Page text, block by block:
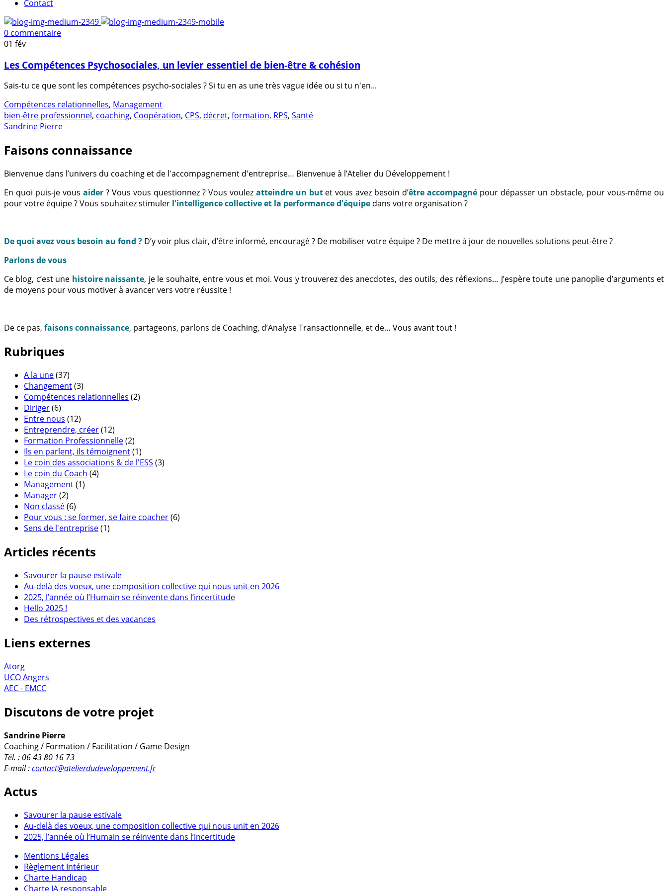
Contact
0 commentaire
01 fév
Les Compétences Psychosociales, un levier essentiel de bien-être & cohésion
Sais-tu ce que sont les compétences psycho-sociales ? Si tu en as une très vague idée ou si tu n'en...
Compétences relationnelles, Management
bien-être professionnel, coaching, Coopération, CPS, décret, formation, RPS, Santé
Sandrine Pierre
Faisons connaissance
Bienvenue dans l’univers du coaching et de l'accompagnement d'entreprise… Bienvenue à l’Atelier du Développement !
En quoi puis-je vous aider? Vous vous questionnez ? Vous voulez atteindre un butet vous avez besoin d’être accompagné pour dépasser un obstacle, pour vous-même ou
pour votre équipe ? Vous souhaitez stimuler l'intelligence collective et la performance d'équipe dans votre organisation ?
De quoi avez vous besoin au fond ? D’y voir plus clair, d’être informé, encouragé ? De mobiliser votre équipe ? De mettre à jour de nouvelles solutions peut-être ?
Parlons de vous
Ce blog, c’est une histoire naissante, je le souhaite, entre vous et moi. Vous y trouverez des anecdotes, des outils, des réflexions… J’espère toute une panoplie d’arguments et
de moyens pour vous motiver à avancer vers votre réussite !
De ce pas, faisons connaissance, partageons, parlons de Coaching, d’Analyse Transactionnelle, et de… Vous avant tout !
Rubriques
A la une(37)
Changement(3)
Compétences relationnelles (2)
Diriger(6)
Entre nous (12)
Entreprendre, créer(12)
Formation Professionnelle(2)
Ils en parlent, ils témoignent(1)
Le coin des associations & de l'ESS (3)
Le coin du Coach (4)
Management(1)
Manager(2)
Non classé(6)
Pour vous : se former, se faire coacher(6)
Sens de l'entreprise(1)
Articles récents
Savourer la pause estivale
Au-delà des voeux, une composition collective qui nous unit en 2026
2025, l’année où l’Humain se réinvente dans l’incertitude
Hello 2025 !
Des rétrospectives et des vacances
Liens externes
Atorg
UCO Angers
AEC - EMCC
Discutons de votre projet
Sandrine Pierre
Coaching / Formation / Facilitation / Game Design
Tél. : 06 43 80 16 73
E-mail :contact@atelierdudeveloppement.fr
Actus
Savourer la pause estivale
Au-delà des voeux, une composition collective qui nous unit en 2026
2025, l’année où l’Humain se réinvente dans l’incertitude
Mentions Légales
Règlement Intérieur
Charte Handicap
Charte IA responsable